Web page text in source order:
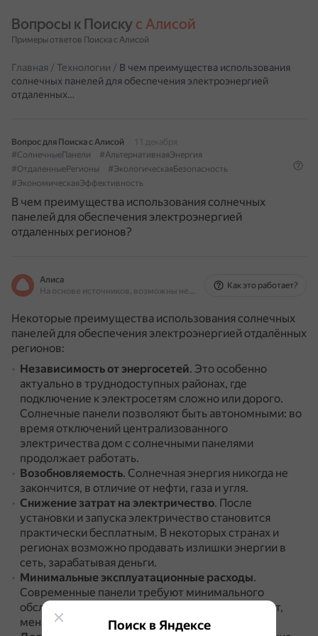
Вопросы к Поиску с Алисой
Примеры ответов Поиска с Алисой
Главная / Технологии / В чем преимущества использования
солнечных панелей для обеспечения электроэнергией
отдаленных…
Вопрос для Поиска с Алисой
11 декабря
#СолнечныеПанели
#АльтернативнаяЭнергия
#ОтдаленныеРегионы
#ЭкологическаяБезопасность
#ЭкономическаяЭффективность
В чем преимущества использования солнечных
панелей для обеспечения электроэнергией
отдаленных регионов?
Алиса
На основе источников, возможны неточности
Как это работает?
Некоторые преимущества использования солнечных
панелей для обеспечения электроэнергией отдалённых
регионов:
Независимость от энергосетей. Это особенно
актуально в труднодоступных районах, где
подключение к электросетям сложно или дорого.
Солнечные панели позволяют быть автономными: во
время отключений централизованного
электричества дом с солнечными панелями
продолжает работать.
Возобновляемость. Солнечная энергия никогда не
закончится, в отличие от нефти, газа и угля.
Снижение затрат на электричество. После
установки и запуска электричество становится
практически бесплатным. В некоторых странах и
регионах возможно продавать излишки энергии в
сеть, зарабатывая деньги.
Минимальные эксплуатационные расходы.
Современные панели требуют минимального
обслуживания.
Нет движущихся частей — значит,
меньше вероятность поломок.
Поиск в Яндексе